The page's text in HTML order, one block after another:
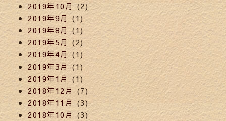
2019年10月(2)
2019年9月 (1)
2019年8月 (1)
2019年5月 (2)
2019年4月(1)
2019年3月(1)
2019年1月 (1)
2018年12月 (7)
2018年11月(3)
2018年10月(3)